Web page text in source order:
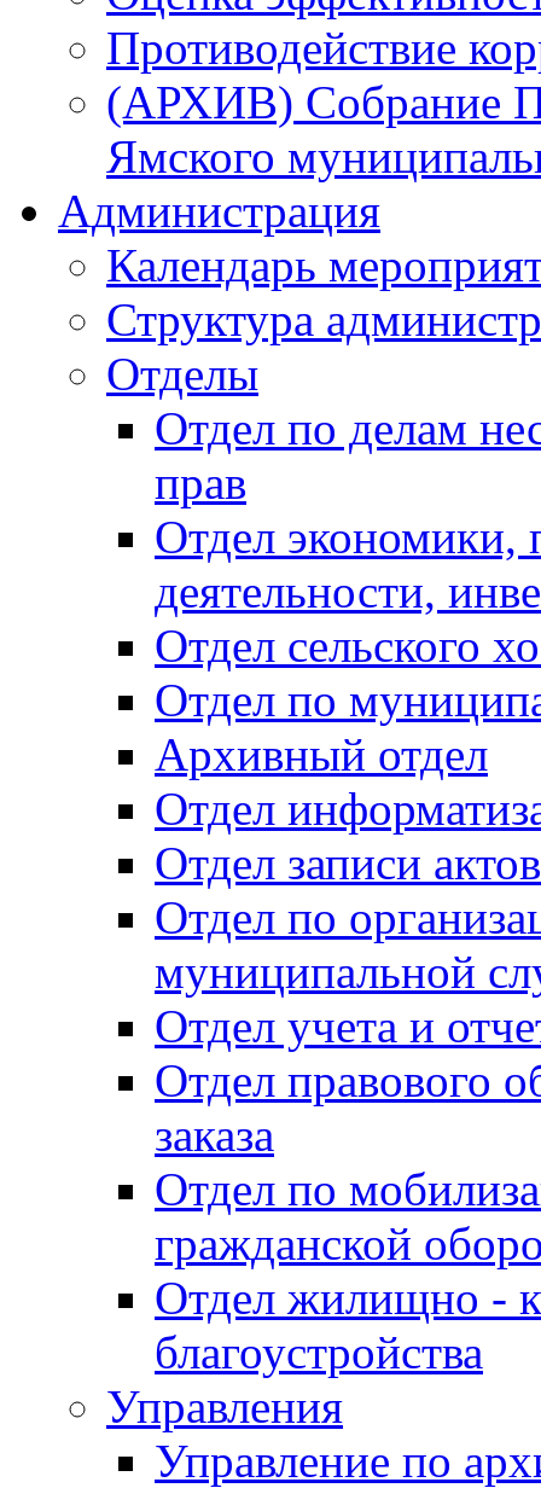
Противодействие
(АРХИВ) Собрание
Ямского
Администрация
Календарь
Структура
Отделы
Отдел по делам
прав
Отдел экономики,
деятельности,
Отдел сельского
Отдел по
Архивный отдел
Отдел
Отдел записи
Отдел по
муниципальной
Отдел учета и
Отдел правового
заказа
Отдел по
гражданской
Отдел жилищно -
благоустройства
Управления
Управление по